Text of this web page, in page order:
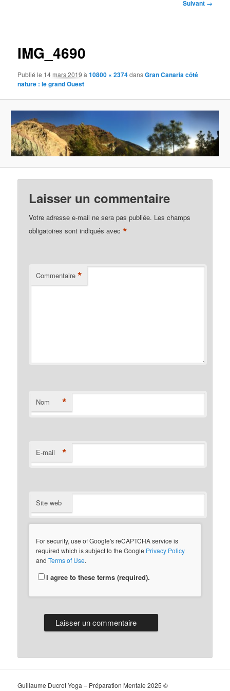
Suivant →
IMG_4690
Publié le 14 mars 2019 à10800 × 2374dansGran Canaria côté
nature : le grand Ouest
Laisser un commentaire
Votre adresse e-mail ne sera pas publiée. Les champs
obligatoires sont indiqués avec*
Commentaire *
Nom *
E-mail *
Site web
For security, use of Google's reCAPTCHA service is
required which is subject to the Google Privacy Policy
andTerms of Use.
I agree to these terms (required).
Guillaume Ducrot Yoga – Préparation Mentale 2025 ©